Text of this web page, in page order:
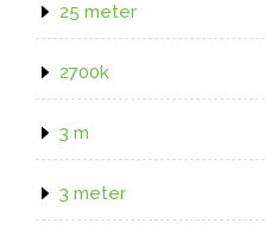
25 meter
2700k
3 m
3 meter